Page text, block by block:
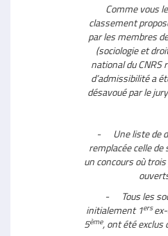
Comme vous
classement
par les membres
(sociologie et
national du CNRS
d’admissibilité a
désavoué par le
- Une liste de
remplacée celle de
un concours où
- Tous les
initialement 1ers
5ème, ont été exclus